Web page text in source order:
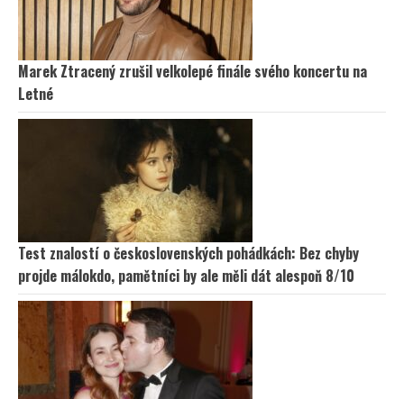
Marek Ztracený zrušil velkolepé finále svého koncertu na
Letné
Test znalostí o československých pohádkách: Bez chyby
projde málokdo, pamětníci by ale měli dát alespoň 8/10